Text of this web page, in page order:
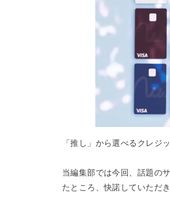
「推し」から選べるクレジ
当編集部では今回、話題の
たところ、快諾していただき